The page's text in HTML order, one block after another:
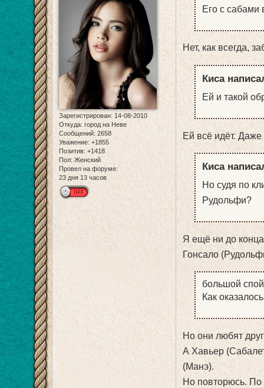
Зарегистрирован: 14-08-2010
Откуда: город на Неве
Сообщений: 2658
Уважение: +1855
Позитив: +1418
Пол: Женский
Провел на форуме:
23 дня 13 часов
Его с
Нет, как всегда,
Киса
Ей и такой
Ей всё идёт.
Киса
Но судя по
Рудольфи?
Я ещё ни до
Гонсало
большой
Как
Но они любят
А Хавьер
(Манэ).
Но повторюсь. По